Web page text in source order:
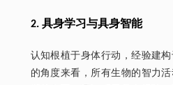
2. 具身学习与具身智能
认知根植于身体行动，经验建
的角度来看，所有生物的智力